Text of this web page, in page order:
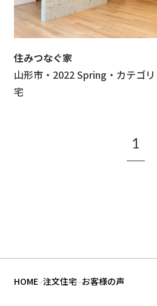
住みつなぐ家
山形市・ 2022Spring ・ カテゴリ
宅
1
HOME 注文住宅 お客様の声